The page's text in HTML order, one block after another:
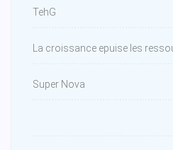
TehG
La croissance epuise les
Super Nova